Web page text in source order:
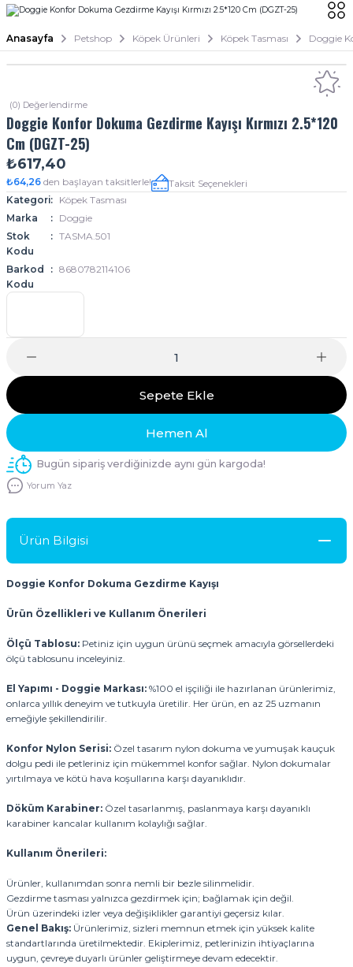
Anasayfa Petshop Köpek Ürünleri Köpek Tasması Doggie
(0) Değerlendirme
Doggie Konfor Dokuma Gezdirme Kayışı Kırmızı 2.5*120
Cm (DGZT-25)
₺617,40
₺64,26 den başlayan taksitlerle!
Taksit Seçenekleri
Kategori
Köpek Tasması
Marka
Doggie
Stok
Kodu
TASMA.501
Barkod
Kodu
8680782114106
Sepete Ekle
Hemen Al
Bugün sipariş verdiğinizde aynı gün kargoda!
Yorum Yaz
Ürün Bilgisi
Doggie Konfor Dokuma Gezdirme Kayışı
Ürün Özellikleri ve Kullanım Önerileri
Ölçü Tablosu: Petiniz için uygun ürünü seçmek amacıyla görsellerdeki
ölçü tablosunu inceleyiniz.
El Yapımı - Doggie Markası: %100 el işçiliği ile hazırlanan ürünlerimiz,
onlarca yıllık deneyim ve tutkuyla üretilir. Her ürün, en az 25 uzmanın
emeğiyle şekillendirilir.
Konfor Nylon Serisi: Özel tasarım nylon dokuma ve yumuşak kauçuk
dolgu pedi ile petleriniz için mükemmel konfor sağlar. Nylon dokumalar
yırtılmaya ve kötü hava koşullarına karşı dayanıklıdır.
Döküm Karabiner: Özel tasarlanmış, paslanmaya karşı dayanıklı
karabiner kancalar kullanım kolaylığı sağlar.
Kullanım Önerileri:
Ürünler, kullanımdan sonra nemli bir bezle silinmelidir.
Gezdirme tasması yalnızca gezdirmek için; bağlamak için değil.
Ürün üzerindeki izler veya değişiklikler garantiyi geçersiz kılar.
Genel Bakış: Ürünlerimiz, sizleri memnun etmek için yüksek kalite
standartlarında üretilmektedir. Ekiplerimiz, petlerinizin ihtiyaçlarına
uygun, çevreye duyarlı ürünler geliştirmeye devam edecektir.